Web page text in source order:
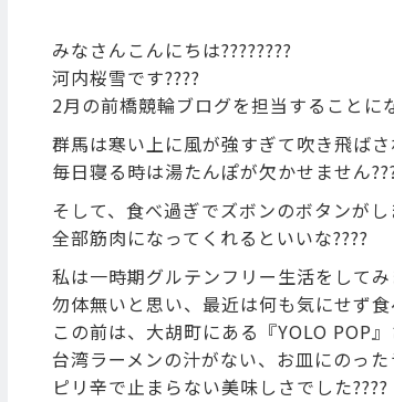
みなさんこんにちは????????
河内桜雪です????
2月の前橋競輪ブログを担当することに
群馬は寒い上に風が強すぎて吹き飛ばさ
毎日寝る時は湯たんぽが欠かせません
そして、食べ過ぎでズボンのボタンが
全部筋肉になってくれるといいな????
私は一時期グルテンフリー生活をして
勿体無いと思い、最近は何も気にせず
この前は、大胡町にある『YOLO POP
台湾ラーメンの汁がない、お皿にのった
ピリ辛で止まらない美味しさでした????